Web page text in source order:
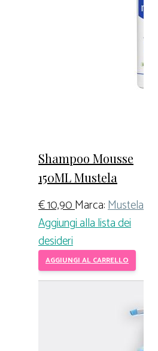
Shampoo Mousse
150ML Mustela
€10,90Marca:Mustela
Aggiungi alla lista dei
desideri
AGGIUNGI AL CARRELLO